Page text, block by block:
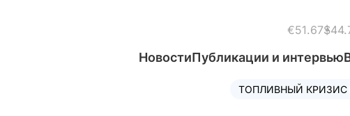
€51.67
НовостиПубликации и интервью
ТОПЛИВНЫЙ КРИЗИС